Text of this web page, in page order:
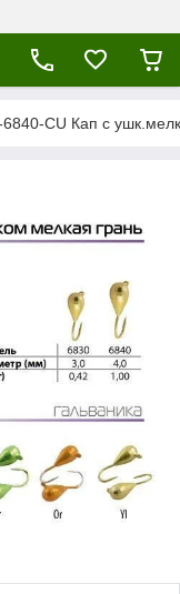
CU Кап с